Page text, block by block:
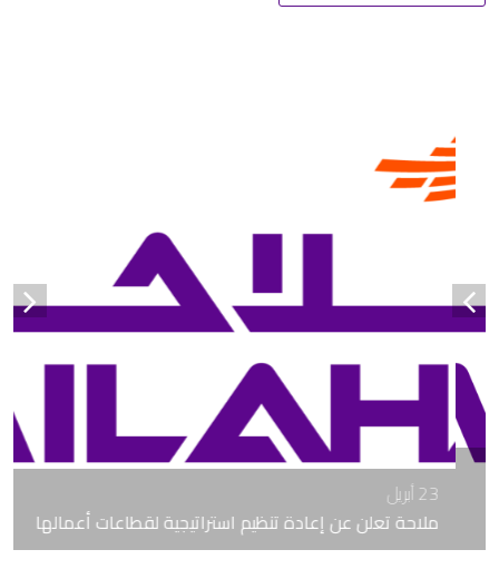
ملاحة تعلن عن إعادة تنظيم استراتيجية لقطاعات أعمالها